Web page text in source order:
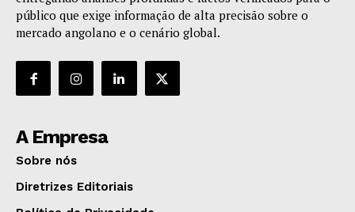
público que exige informação de alta precisão sobre o
mercado angolano e o cenário global.
A Empresa
Sobre nós
Diretrizes Editoriais